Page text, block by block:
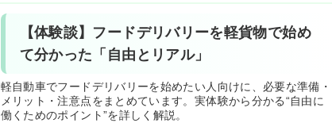
【体験談】フードデリバリーを軽貨物で始め
て分かった「自由とリアル」
軽自動車でフードデリバリーを始めたい人向けに、必要な準備・
メリット・注意点をまとめています。実体験から分かる“自由に
働くためのポイント”を詳しく解説。